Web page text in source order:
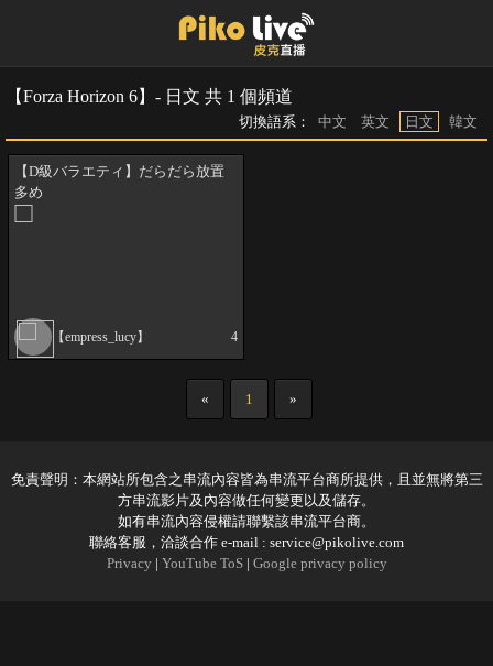
【Forza Horizon 6】- 日文 共 1 個頻道
切換語系： 中文 英文 日文 韓文
【D級バラエティ】だらだら放置
多め
【empress_lucy】 4
« 1 »
免責聲明：本網站所包含之串流內容皆為串流平台商所提供，且並無將第三
方串流影片及內容做任何變更以及儲存。
如有串流內容侵權請聯繫該串流平台商。
聯絡客服，洽談合作 e-mail : service@pikolive.com
Privacy | YouTube ToS| Google privacy policy